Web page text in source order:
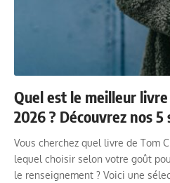
Quel est le meilleur
2026 ? Découvrez nos 5
Vous cherchez quel livre de Tom
lequel choisir selon votre goût
le renseignement ? Voici une